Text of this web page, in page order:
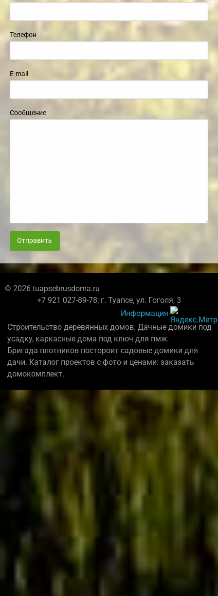
Телефон
E-mail
Сообщение
Отправить
© 2026 tuapsebrusdoma.ru
+7 921 027-89-78; г. Туапсе, ул. Гоголя, 3
Информация
Строительство деревянных домов: Дачные домики под
усадку, каркасные дома под ключ для пмж.
Бригада плотников постороит садовые домики для
дачи. Каталог проектов с фото и ценами: заказать
домокомплект.